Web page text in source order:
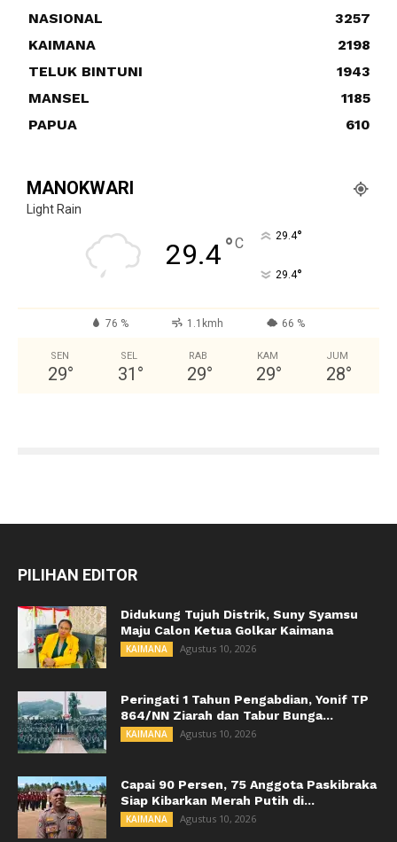
NASIONAL
3257
KAIMANA
2198
TELUK BINTUNI
1943
MANSEL
1185
PAPUA
610
MANOKWARI
Light Rain
29.4°C 29.4°
29.4°
76 % 1.1kmh 66 %
SEN
29°
SEL
31 °
RAB
29°
KAM
29°
JUM
28°
PILIHAN EDITOR
Didukung Tujuh Distrik, Suny Syamsu
Maju Calon Ketua Golkar Kaimana
KAIMANA Agustus 10, 2026
Peringati 1 Tahun Pengabdian, Yonif TP
864/NN Ziarah dan Tabur Bunga...
KAIMANA Agustus 10, 2026
Capai 90 Persen, 75 Anggota Paskibraka
Siap Kibarkan Merah Putih di...
KAIMANA Agustus 10, 2026